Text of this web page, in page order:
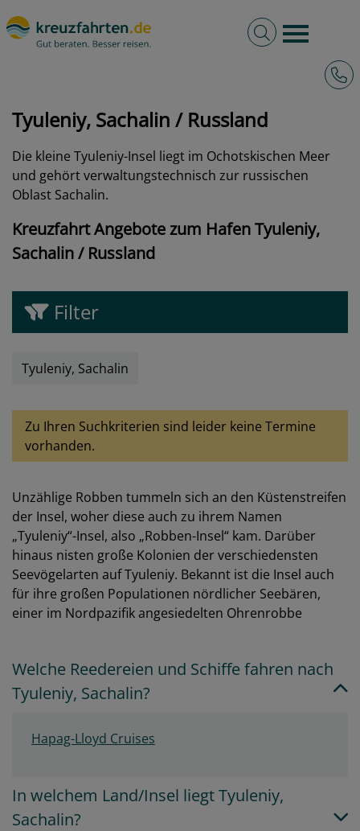
Burger
Volltextsuche
Tyuleniy, Sachalin / Russland
Die kleine Tyuleniy-Insel liegt im Ochotskischen Meer
und gehört verwaltungstechnisch zur russischen
Oblast Sachalin.
Kreuzfahrt Angebote zum Hafen Tyuleniy,
Sachalin / Russland
Filter
Tyuleniy, Sachalin
Zu Ihren Suchkriterien sind leider keine Termine
vorhanden.
Unzählige Robben tummeln sich an den Küstenstreifen
der Insel, woher diese auch zu ihrem Namen
„Tyuleniy“-Insel, also „Robben-Insel“ kam. Darüber
hinaus nisten große Kolonien der verschiedensten
Seevögelarten auf Tyuleniy. Bekannt ist die Insel auch
für ihre großen Populationen nördlicher Seebären,
einer im Nordpazifik angesiedelten Ohrenrobbe
Welche Reedereien und Schiffe fahren nach
Tyuleniy, Sachalin?
Hapag-Lloyd Cruises
In welchem Land/Insel liegt Tyuleniy,
Sachalin?